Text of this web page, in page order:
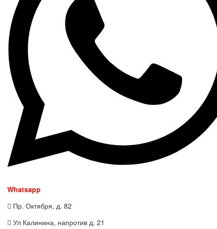
Whatsapp
Пр. Октября, д. 82
Ул Калинина, напротив д. 21